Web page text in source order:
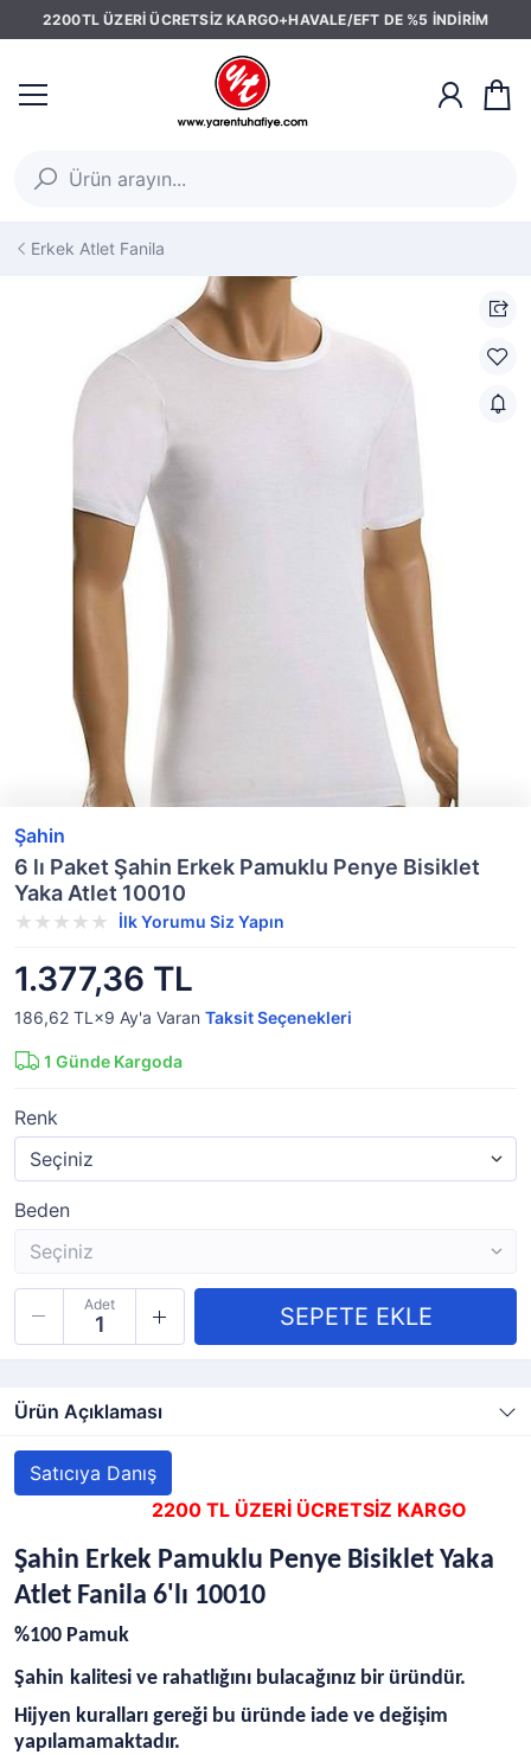
2200TL ÜZERİ ÜCRETSİZ KARGO+HAVALE/EFT DE %5 İNDİRİM
Erkek Atlet Fanila
Şahin
6 lı Paket Şahin Erkek Pamuklu Penye Bisiklet
Yaka Atlet 10010
İlk Yorumu Siz Yapın
1.377,36 TL
186,62 TL×9 Ay'a Varan Taksit Seçenekleri
1 Günde Kargoda
Renk
Beden
Adet
Ürün Açıklaması
Satıcıya Danış
2200 TL ÜZERİ ÜCRETSİZ KARGO
Şahin Erkek Pamuklu Penye Bisiklet Yaka
Atlet Fanila 6'lı 10010
%100 Pamuk
Şahin kalitesi ve rahatlığını bulacağınız bir üründür.
Hijyen kuralları gereği bu üründe iade ve değişim
yapılamamaktadır.